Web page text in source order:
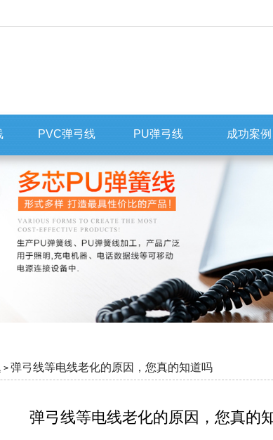
PVC弹弓线 PU弹弓线 成功案例
> 弹弓线等电线老化的原因，您真的知道吗
弹弓线等电线老化的原因，您真的